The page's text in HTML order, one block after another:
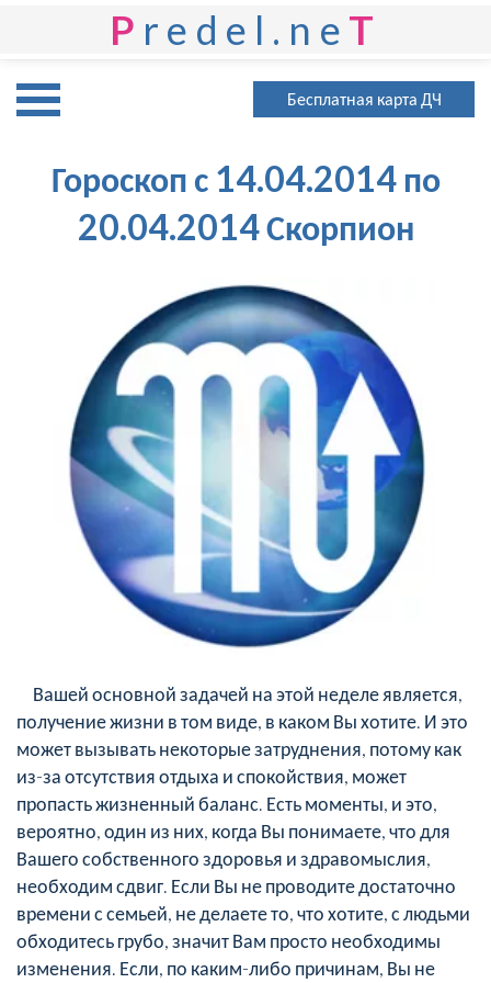
P redel.ne T
Бесплатная карта ДЧ
Гороскоп с 14.04.2014 по
20.04.2014 Скорпион
Вашей основной задачей на этой неделе является,
получение жизни в том виде, в каком Вы хотите. И это
может вызывать некоторые затруднения, потому как
из-за отсутствия отдыха и спокойствия, может
пропасть жизненный баланс. Есть моменты, и это,
вероятно, один из них, когда Вы понимаете, что для
Вашего собственного здоровья и здравомыслия,
необходим сдвиг. Если Вы не проводите достаточно
времени с семьей, не делаете то, что хотите, с людьми
обходитесь грубо, значит Вам просто необходимы
изменения. Если, по каким-либо причинам, Вы не